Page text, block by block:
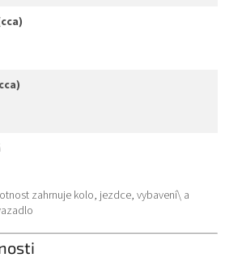
zahrnuje kolo, jezdce, vybavení\ a